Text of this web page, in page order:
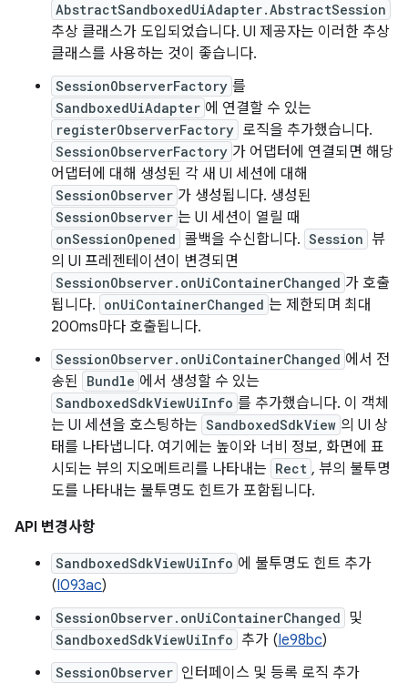
AbstractSandboxedUiAdapter.AbstractSession
추상 클래스가 도입되었습니다. UI 제공자는 이러한 추상
클래스를 사용하는 것이 좋습니다.
SessionObserverFactory 를
SandboxedUiAdapter 에 연결할 수 있는
registerObserverFactory 로직을 추가했습니다.
SessionObserverFactory 가 어댑터에 연결되면 해당
어댑터에 대해 생성된 각 새 UI 세션에 대해
SessionObserver 가 생성됩니다. 생성된
SessionObserver 는 UI 세션이 열릴 때
onSessionOpened 콜백을 수신합니다. Session 뷰
의 UI 프레젠테이션이 변경되면
SessionObserver.onUiContainerChanged 가 호출
됩니다. onUiContainerChanged 는 제한되며 최대
200ms마다 호출됩니다.
SessionObserver.onUiContainerChanged 에서 전
송된 Bundle 에서 생성할 수 있는
SandboxedSdkViewUiInfo 를 추가했습니다. 이 객체
는 UI 세션을 호스팅하는 SandboxedSdkView 의 UI 상
태를 나타냅니다. 여기에는 높이와 너비 정보, 화면에 표
시되는 뷰의 지오메트리를 나타내는 Rect , 뷰의 불투명
도를 나타내는 불투명도 힌트가 포함됩니다.
API 변경사항
SandboxedSdkViewUiInfo 에 불투명도 힌트 추가
(I093ac)
SessionObserver.onUiContainerChanged 및
SandboxedSdkViewUiInfo 추가 (Ie98bc)
SessionObserver 인터페이스 및 등록 로직 추가